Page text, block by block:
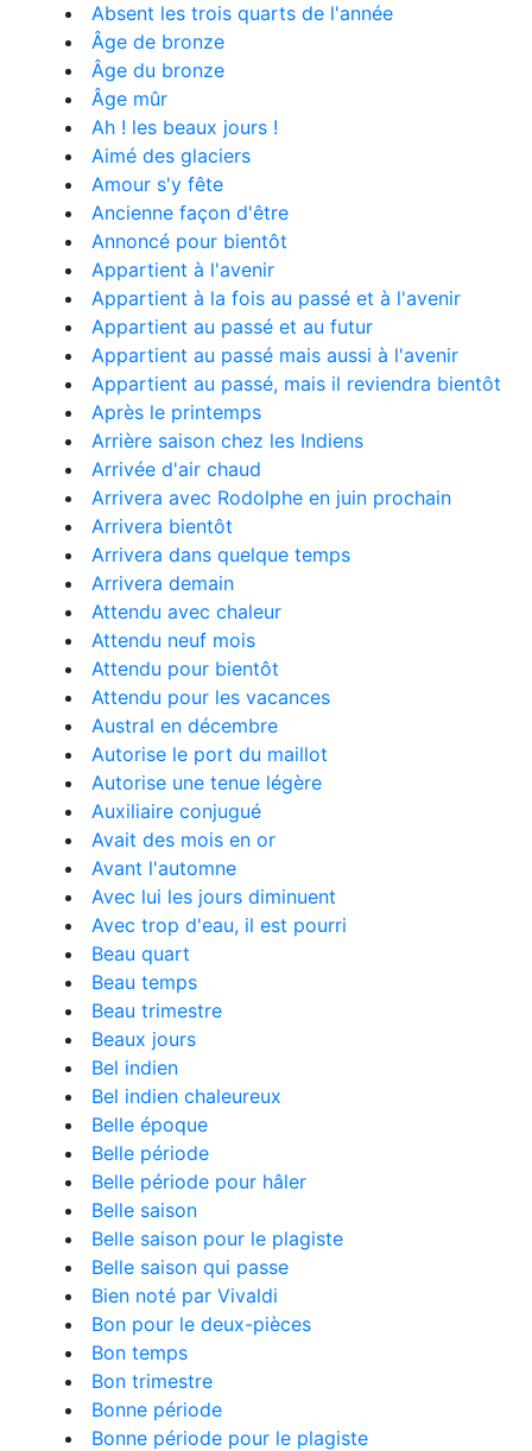
Absent les trois quarts de l'année
Âge de bronze
Âge du bronze
Âge mûr
Ah ! les beaux jours !
Aimé des glaciers
Amour s'y fête
Ancienne façon d'être
Annoncé pour bientôt
Appartient à l'avenir
Appartient à la fois au passé et à l'avenir
Appartient au passé et au futur
Appartient au passé mais aussi à l'avenir
Appartient au passé, mais il reviendra bientôt
Après le printemps
Arrière saison chez les Indiens
Arrivée d'air chaud
Arrivera avec Rodolphe en juin prochain
Arrivera bientôt
Arrivera dans quelque temps
Arrivera demain
Attendu avec chaleur
Attendu neuf mois
Attendu pour bientôt
Attendu pour les vacances
Austral en décembre
Autorise le port du maillot
Autorise une tenue légère
Auxiliaire conjugué
Avait des mois en or
Avant l'automne
Avec lui les jours diminuent
Avec trop d'eau, il est pourri
Beau quart
Beau temps
Beau trimestre
Beaux jours
Bel indien
Bel indien chaleureux
Belle époque
Belle période
Belle période pour hâler
Belle saison
Belle saison pour le plagiste
Belle saison qui passe
Bien noté par Vivaldi
Bon pour le deux-pièces
Bon temps
Bon trimestre
Bonne période
Bonne période pour le plagiste